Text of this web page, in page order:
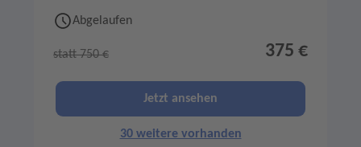
Abgelaufen
statt 750 € 375 €
Jetzt ansehen
30 weitere vorhanden